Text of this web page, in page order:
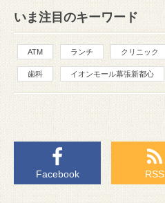
いま注目のキーワード
ATM ランチ クリニック
歯科 イオンモール幕張新都心
Facebook RSS